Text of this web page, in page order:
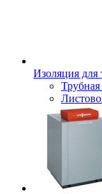
Изоляция для